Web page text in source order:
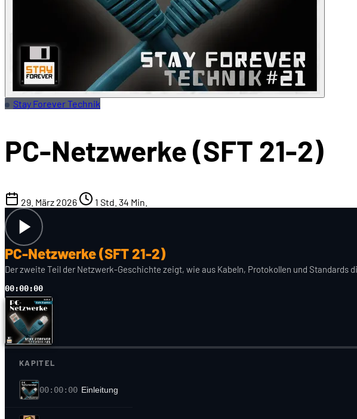
Stay Forever Technik
PC-Netzwerke (SFT 21-2)
29. März 2026 1 Std. 34 Min.
PC-Netzwerke (SFT 21-2)
Der zweite Teil der Netzwerk-Geschichte zeigt, wie aus Kabeln, Protokollen und Standards
00:00:00
KAPITEL
00:00:00 Einleitung